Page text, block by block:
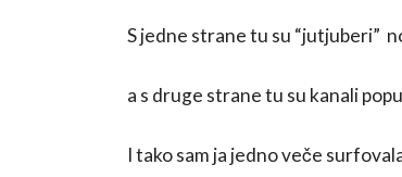
S jedne strane tu su “jutjuberi”
a s druge strane tu su kanali
I tako sam ja jedno veče